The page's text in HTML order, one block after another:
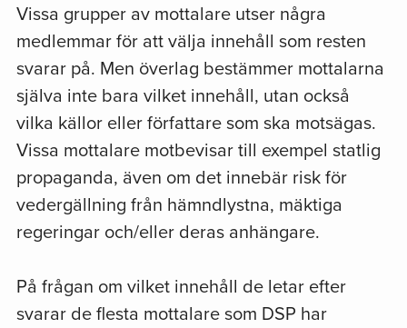
Vissa grupper av mottalare utser några
medlemmar för att välja innehåll som resten
svarar på. Men överlag bestämmer mottalarna
själva inte bara vilket innehåll, utan också
vilka källor eller författare som ska motsägas.
Vissa mottalare motbevisar till exempel statlig
propaganda, även om det innebär risk för
vedergällning från hämndlystna, mäktiga
regeringar och/eller deras anhängare.
På frågan om vilket innehåll de letar efter
svarar de flesta mottalare som DSP har